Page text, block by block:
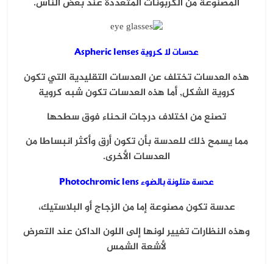
المصنوعة من الكربونات المتعددة عند بعض الناس.
عدسات لا كروية Aspheric lenses
هذه العدسات تختلف عن العدسات التقليدية التي تكون
كروية الشكل, أما هذه العدسات تكون شبه كروية
تصنع من اختلاف درجات انحناء فوق سطحها
مما يسمح ذلك للعدسة بأن تكون أرق وأكثر انبساطا من
العدسات الأخرى.
عدسة متلونة بالضوء Photochromic lens
عدسة تكون مصنوعة إما من الزجاج أو البلاستيك،
وهذه النظارات تغيير لونها إلى اللون الداكن عند التعرض
لأشعة الشمس